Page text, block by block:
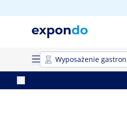
Wyposażenie